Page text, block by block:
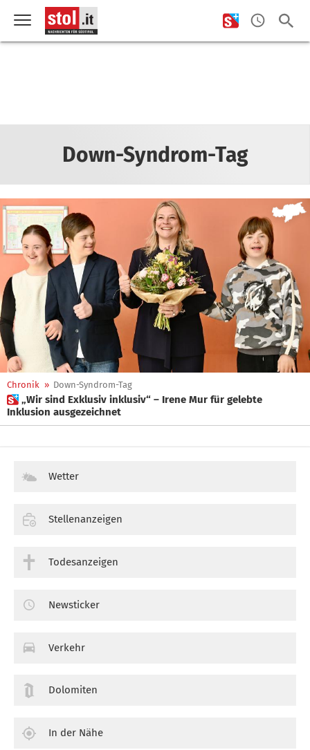
Down-Syndrom-Tag
Chronik » Down-Syndrom-Tag
 „Wir sind Exklusiv inklusiv“ – Irene Mur für gelebte
Inklusion ausgezeichnet
Wetter
Stellenanzeigen
Todesanzeigen
Newsticker
Verkehr
Dolomiten
In der Nähe